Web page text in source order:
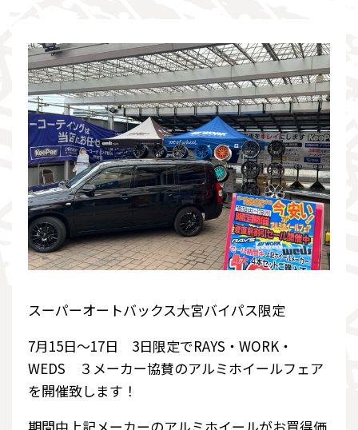
スーパーオートバックス大宮バイパス限定
7月15日～17日 3日限定でRAYS・WORK・
WEDS ３メーカー協賛のアルミホイールフェア
を開催致します！
期間中上記メーカーのアルミホイールがお買得価